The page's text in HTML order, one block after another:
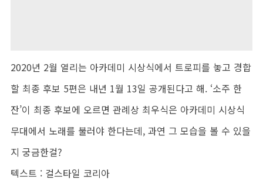
2020년 2월 열리는 아카데미 시상식에서 트로피를 놓고 경합
할 최종 후보 5편은 내년 1월 13일 공개된다고 해. ‘소주 한
잔’이 최종 후보에 오르면 관례상 최우식은 아카데미 시상식
무대에서 노래를 불러야 한다는데, 과연 그 모습을 볼 수 있을
지 궁금한걸?
텍스트 : 걸스타일 코리아